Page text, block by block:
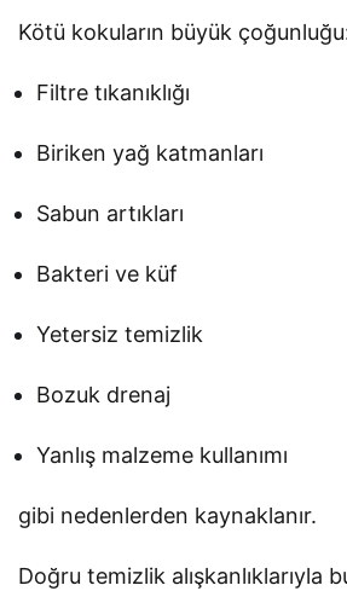
Kötü kokuların büyük
Filtre tıkanıklığı
Biriken yağ katmanları
Sabun artıkları
Bakteri ve küf
Yetersiz temizlik
Bozuk drenaj
Yanlış malzeme kullanımı
gibi nedenlerden kaynaklanır.
Doğru temizlik alışkanlıklarıyla